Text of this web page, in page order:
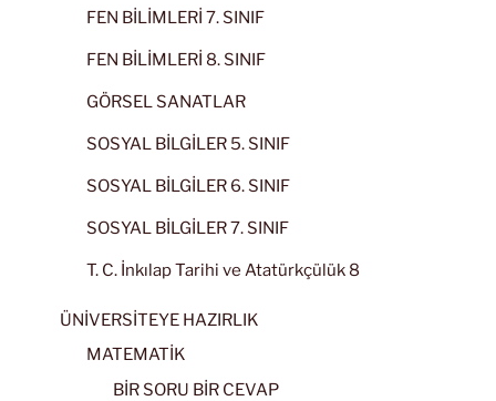
FEN BİLİMLERİ 7. SINIF
FEN BİLİMLERİ 8. SINIF
GÖRSEL SANATLAR
SOSYAL BİLGİLER 5. SINIF
SOSYAL BİLGİLER 6. SINIF
SOSYAL BİLGİLER 7. SINIF
T. C. İnkılap Tarihi ve Atatürkçülük 8
ÜNİVERSİTEYE HAZIRLIK
MATEMATİK
BİR SORU BİR CEVAP